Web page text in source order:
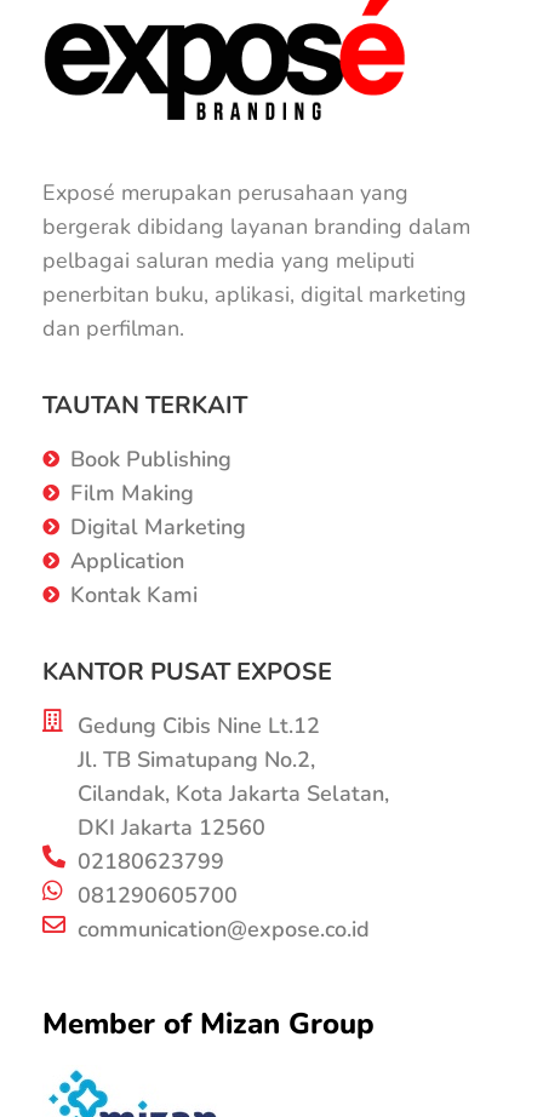
Exposé merupakan perusahaan yang
bergerak dibidang layanan branding dalam
pelbagai saluran media yang meliputi
penerbitan buku, aplikasi, digital marketing
dan perfilman.
TAUTAN TERKAIT
Book Publishing
Film Making
Digital Marketing
Application
Kontak Kami
KANTOR PUSAT EXPOSE
Gedung Cibis Nine Lt.12
Jl. TB Simatupang No.2,
Cilandak, Kota Jakarta Selatan,
DKI Jakarta 12560
02180623799
081290605700
communication@expose.co.id
Member of Mizan Group